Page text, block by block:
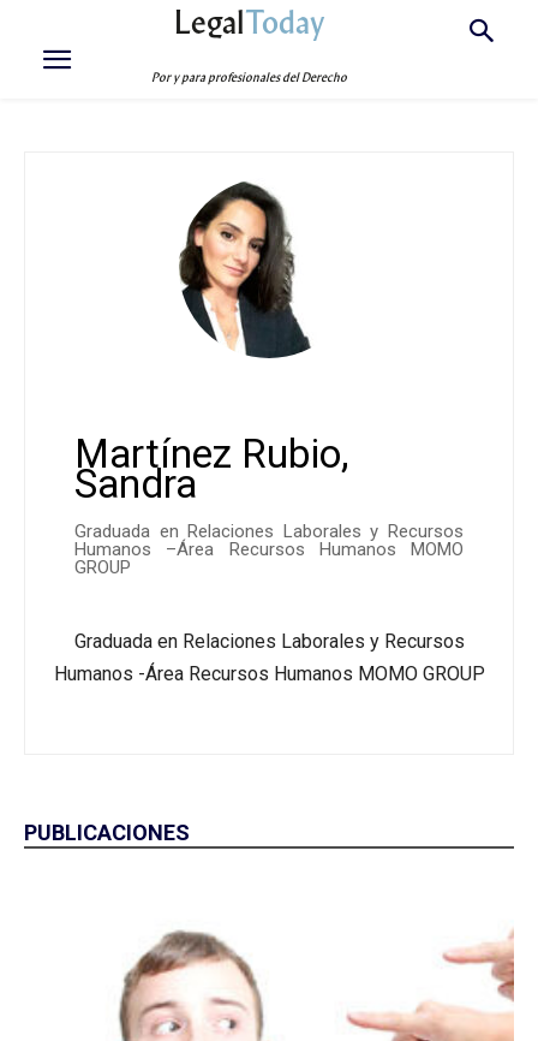
LegalToday
Por y para profesionales del Derecho
Martínez Rubio,
Sandra
Graduada en Relaciones Laborales y Recursos
Humanos –Área Recursos Humanos MOMO
GROUP
Graduada en Relaciones Laborales y Recursos
Humanos -Área Recursos Humanos MOMO GROUP
PUBLICACIONES